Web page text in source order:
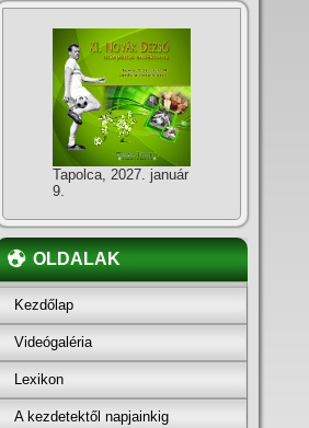
Tapolca, 2027. január
9.
OLDALAK
Kezdőlap
Videógaléria
Lexikon
A kezdetektől napjainkig